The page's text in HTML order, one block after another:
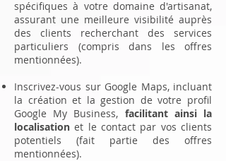
spécifiques à votre domaine d'artisanat,
assurant une meilleure visibilité auprès
des clients recherchant des services
particuliers (compris dans les offres
mentionnées).
Inscrivez-vous sur Google Maps, incluant
la création et la gestion de votre profil
Google My Business, facilitant ainsi la
localisation et le contact par vos clients
potentiels (fait partie des offres
mentionnées).